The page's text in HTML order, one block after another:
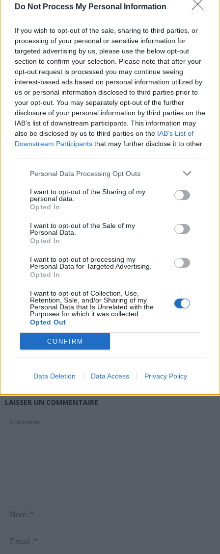
Do Not Process My Personal Information
If you wish to opt-out of the sale, sharing to third parties, or
processing of your personal or sensitive information for
targeted advertising by us, please use the below opt-out
section to confirm your selection. Please note that after your
opt-out request is processed you may continue seeing
interest-based ads based on personal information utilized by
us or personal information disclosed to third parties prior to
your opt-out. You may separately opt-out of the further
disclosure of your personal information by third parties on the
IAB’s list of downstream participants. This information may
also be disclosed by us to third parties on the IAB’s List of
Downstream Participants that may further disclose it to other
Personal Data Processing Opt Outs
I want to opt-out of the Sharing of my
personal data.
Opted In
I want to opt-out of the Sale of my
Personal Data.
Opted In
I want to opt-out of processing my
Personal Data for Targeted Advertising.
Opted In
I want to opt-out of Collection, Use,
Retention, Sale, and/or Sharing of my
Personal Data that Is Unrelated with the
Purposes for which it was collected.
Opted Out
CONFIRM
Data Deletion Data Access Privacy Policy
gestion de son rythme et de ses habitudes. En couple depuis plus
confie que sa femme est là pour le calmer et le soutenir, car il
souhaite surtout éviter de vieillir en travaillant de manière
excessive.
Article précédent
Découvrez Les signes
cachés d’un problème
Article suivant
Combien de pompes faire
selon votre âge pour
ARTICLES CONNEXES
Santé
Canicule : les conseils
essentiels des
éviter le danger
Santé
Éclipse du 12 août :
attention à la pénurie de
Santé
buccal
LAISSER UN COMMENTAIRE